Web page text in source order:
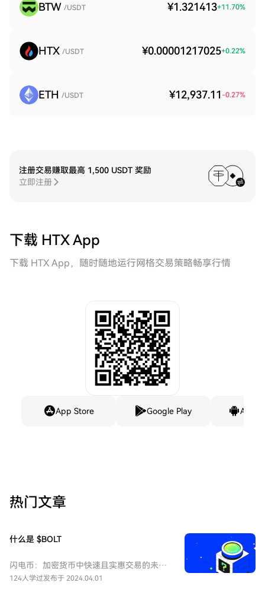
BTW /USDT ¥1.321413+11.70%
HTX /USDT ¥0.00001217025+0.22%
ETH /USDT ¥12,937.11 -0.27%
注册交易赚取最高 1,500 USDT 奖励
立即注册
下载 HTX App
下载 HTX App，随时随地运行网格交易策略畅享行情
App Store Google Play
热门文章
什么是 $BOLT
闪电币：加密货币中快速且实惠交易的未来
介绍 在快速发展的加密货币领域，闪电币
124人学过发布于 2024.04.01